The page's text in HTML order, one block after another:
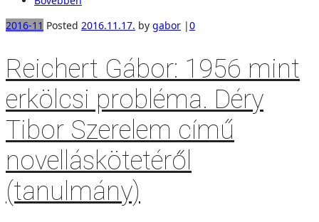
2016-11 Posted 2016.11.17. by gabor |0
Reichert Gábor: 1956 mint
erkölcsi probléma. Déry
Tibor Szerelem című
novelláskötetéről
(tanulmány)